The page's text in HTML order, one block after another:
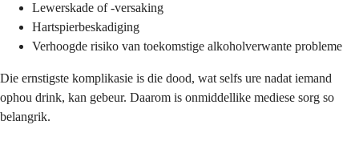
Lewerskade of -versaking
Hartspierbeskadiging
Verhoogde risiko van toekomstige alkoholverwante probleme
Die ernstigste komplikasie is die dood, wat selfs ure nadat iemand
ophou drink, kan gebeur. Daarom is onmiddellike mediese sorg so
belangrik.